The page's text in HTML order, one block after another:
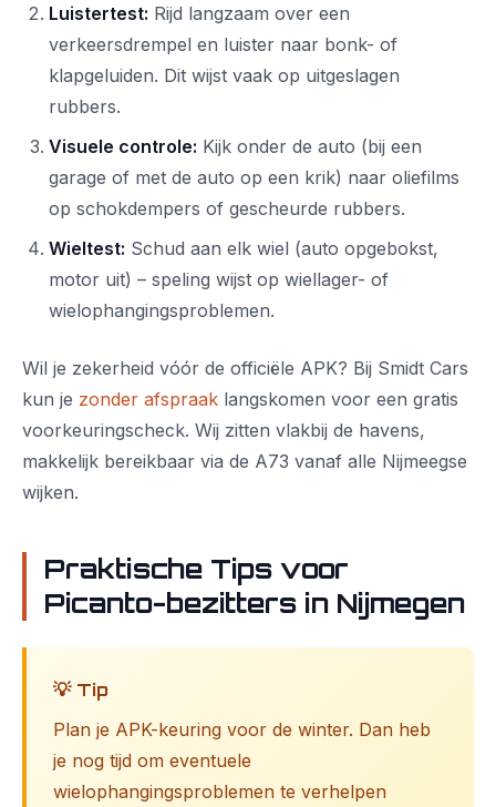
Luistertest: Rijd langzaam over een
verkeersdrempel en luister naar bonk- of
klapgeluiden. Dit wijst vaak op uitgeslagen
rubbers.
Visuele controle: Kijk onder de auto (bij een
garage of met de auto op een krik) naar oliefilms
op schokdempers of gescheurde rubbers.
Wieltest: Schud aan elk wiel (auto opgebokst,
motor uit) – speling wijst op wiellager- of
wielophangingsproblemen.
Wil je zekerheid vóór de officiële APK? Bij Smidt Cars
kun je zonder afspraak langskomen voor een gratis
voorkeuringscheck. Wij zitten vlakbij de havens,
makkelijk bereikbaar via de A73 vanaf alle Nijmeegse
wijken.
Praktische Tips voor
Picanto-bezitters in Nijmegen
💡 Tip
Plan je APK-keuring voor de winter. Dan heb
je nog tijd om eventuele
wielophangingsproblemen te verhelpen